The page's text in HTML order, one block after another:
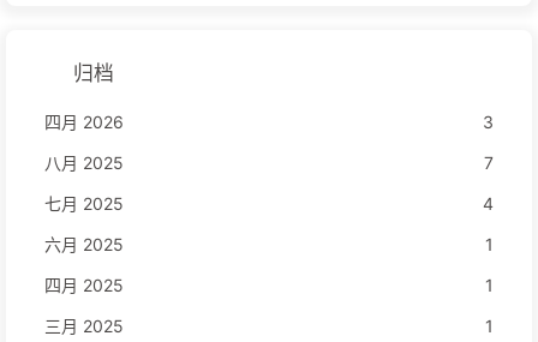
归档
四月 2026
3
八月 2025
7
七月 2025
4
六月 2025
1
四月 2025
1
三月 2025
1